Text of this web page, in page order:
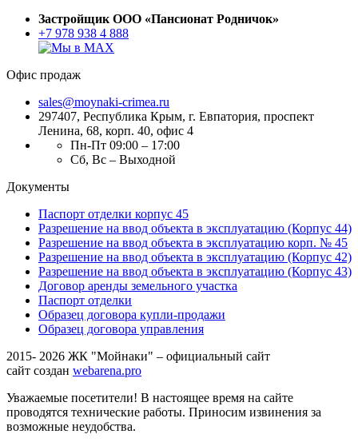
Застройщик ООО «Пансионат Родничок»
+7 978 938 4 888
Офис продаж
sales@moynaki-crimea.ru
297407, Республика Крым, г. Евпатория, проспект
Ленина, 68, корп. 40, офис 4
Пн-Пт 09:00 – 17:00
Сб, Вс – Выходной
Документы
Паспорт отделки корпус 45
Разрешение на ввод объекта в эксплуатацию (Корпус 44)
Разрешение на ввод объекта в эксплуатацию корп. № 45
Разрешение на ввод объекта в эксплуатацию (Корпус 42)
Разрешение на ввод объекта в эксплуатацию (Корпус 43)
Договор аренды земельного участка
Паспорт отделки
Образец договора купли-продажи
Образец договора управления
2015- 2026 ЖК "Мойнаки" – официальный сайт
сайт создан webarena.pro
Уважаемые посетители! В настоящее время на сайте
проводятся технические работы. Приносим извинения за
возможные неудобства.